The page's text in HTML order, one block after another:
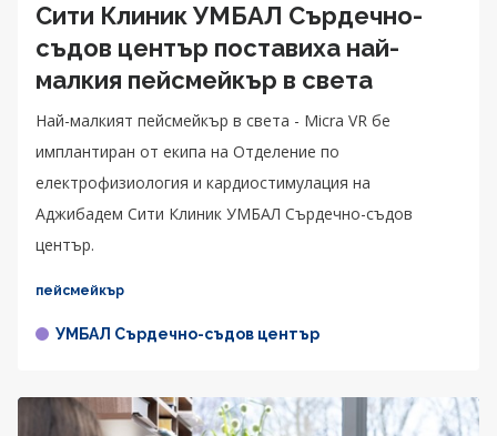
Сити Клиник УМБАЛ Сърдечно-
съдов център поставиха най-
малкия пейсмейкър в света
Най-малкият пейсмейкър в света - Micra VR бе
имплантиран от екипа на Отделение по
електрофизиология и кардиостимулация на
Аджибадем Сити Клиник УМБАЛ Сърдечно-съдов
център.
пейсмейкър
УМБАЛ Сърдечно-съдов център